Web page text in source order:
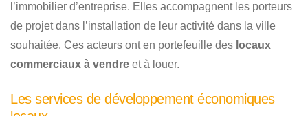
l’immobilier d’entreprise. Elles accompagnent les porteurs
de projet dans l’installation de leur activité dans la ville
souhaitée. Ces acteurs ont en portefeuille des locaux
commerciaux à vendre et à louer.
Les services de développement économiques